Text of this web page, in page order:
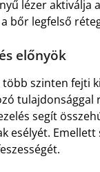
lézer aktiválja
bőr legfelső
előnyök
szinten fejti
segít
esélyét.